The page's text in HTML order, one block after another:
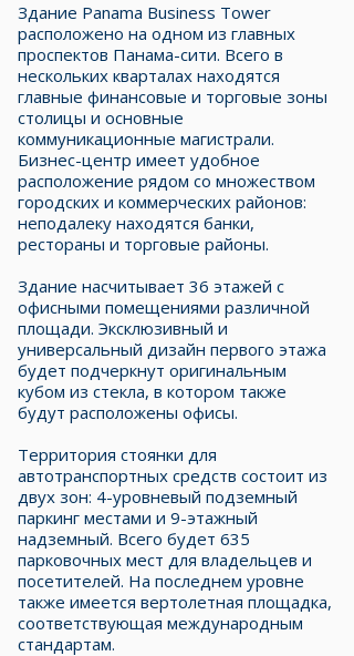
Здание Panama Business Tower
расположено на одном из главных
проспектов Панама-сити. Всего в
нескольких кварталах находятся
главные финансовые и торговые зоны
столицы и основные
коммуникационные магистрали.
Бизнес-центр имеет удобное
расположение рядом со множеством
городских и коммерческих районов:
неподалеку находятся банки,
рестораны и торговые районы.
Здание насчитывает 36 этажей с
офисными помещениями различной
площади. Эксклюзивный и
универсальный дизайн первого этажа
будет подчеркнут оригинальным
кубом из стекла, в котором также
будут расположены офисы.
​Территория стоянки для
автотранспортных средств состоит из
двух зон: 4-уровневый подземный
паркинг местами и 9-этажный
надземный. Всего будет 635
парковочных мест для владельцев и
посетителей. На последнем уровне
также имеется вертолетная площадка,
соответствующая международным
стандартам.